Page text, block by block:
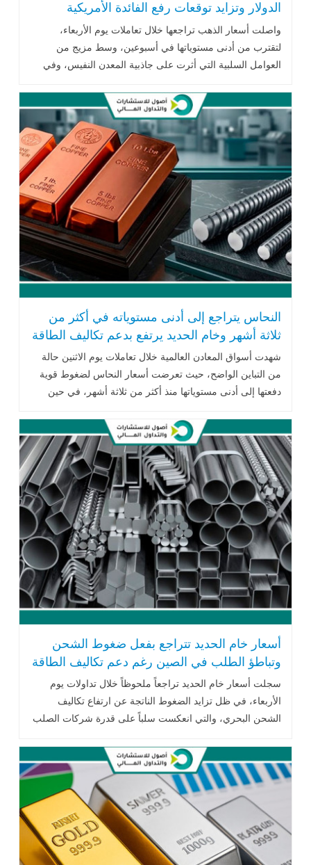
الدولار وتزايد توقعات رفع الفائدة الأمريكية
واصلت أسعار الذهب تراجعها خلال تعاملات يوم الأربعاء،
لتقترب من أدنى مستوياتها في أسبوعين، وسط مزيج من
العوامل السلبية التي أثرت على جاذبية المعدن النفيس، وفي
النحاس يتراجع إلى أدنى مستوياته في أكثر من
ثلاثة أشهر وخام الحديد يرتفع بدعم تكاليف الطاقة
والشحن
شهدت أسواق المعادن العالمية خلال تعاملات يوم الاثنين حالة
من التباين الواضح، حيث تعرضت أسعار النحاس لضغوط قوية
دفعتها إلى أدنى مستوياتها منذ أكثر من ثلاثة أشهر، في حين
أسعار خام الحديد تتراجع بفعل ضغوط الشحن
وتباطؤ الطلب في الصين رغم دعم تكاليف الطاقة
سجلت أسعار خام الحديد تراجعاً ملحوظاً خلال تداولات يوم
الأربعاء، في ظل تزايد الضغوط الناتجة عن ارتفاع تكاليف
الشحن البحري، والتي انعكست سلباً على قدرة شركات الصلب